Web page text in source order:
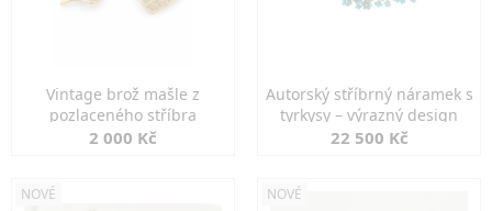
Vintage brož mašle z
pozlaceného stříbra
2 000 Kč
Autorský stříbrný náramek s
tyrkysy – výrazný design
22 500 Kč
NOVÉ NOVÉ